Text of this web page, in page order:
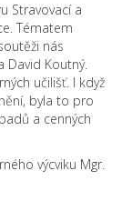
Stravovací a
Tématem
nás
David Koutný.
učilišť. I když
byla to pro
a cenných
výcviku Mgr.